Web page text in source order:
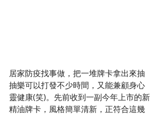
居家防疫找事做，把一堆牌卡拿出來抽
抽樂可以打發不少時間，又能兼顧身心
靈健康(笑)。先前收到一副今年上市的新
精油牌卡，風格簡單清新，正符合這幾